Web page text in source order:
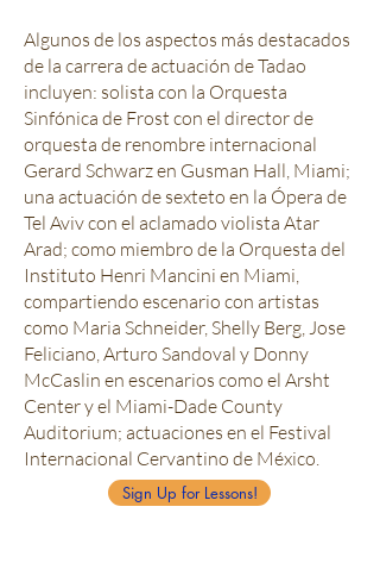
Algunos de los aspectos más destacados
de la carrera de actuación de Tadao
incluyen: solista con la Orquesta
Sinfónica de Frost con el director de
orquesta de renombre internacional
Gerard Schwarz en Gusman Hall, Miami;
una actuación de sexteto en la Ópera de
Tel Aviv con el aclamado violista Atar
Arad; como miembro de la Orquesta del
Instituto Henri Mancini en Miami,
compartiendo escenario con artistas
como Maria Schneider, Shelly Berg, Jose
Feliciano, Arturo Sandoval y Donny
McCaslin en escenarios como el Arsht
Center y el Miami-Dade County
Auditorium; actuaciones en el Festival
Internacional Cervantino de México.
Sign Up for Lessons!